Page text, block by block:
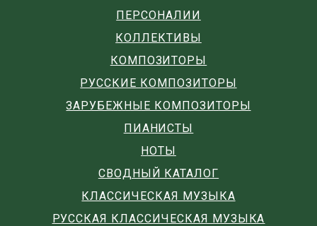
ПЕРСОНАЛИИ
КОЛЛЕКТИВЫ
КОМПОЗИТОРЫ
РУССКИЕ КОМПОЗИТОРЫ
ЗАРУБЕЖНЫЕ КОМПОЗИТОРЫ
ПИАНИСТЫ
НОТЫ
СВОДНЫЙ КАТАЛОГ
КЛАССИЧЕСКАЯ МУЗЫКА
РУССКАЯ КЛАССИЧЕСКАЯ МУЗЫКА